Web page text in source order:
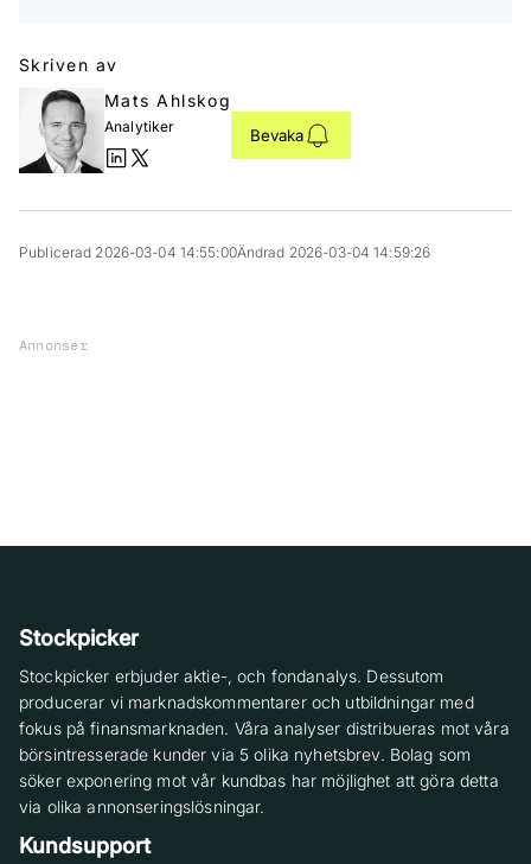
Skriven av
Mats Ahlskog
Analytiker Bevaka
Publicerad 2026-03-04 14:55:00Ändrad 2026-03-04 14:59:26
Annonser
Stockpicker
Stockpicker erbjuder aktie-, och fondanalys. Dessutom
producerar vi marknadskommentarer och utbildningar med
fokus på finansmarknaden. Våra analyser distribueras mot våra
börsintresserade kunder via 5 olika nyhetsbrev. Bolag som
söker exponering mot vår kundbas har möjlighet att göra detta
via olika annonseringslösningar.
Kundsupport